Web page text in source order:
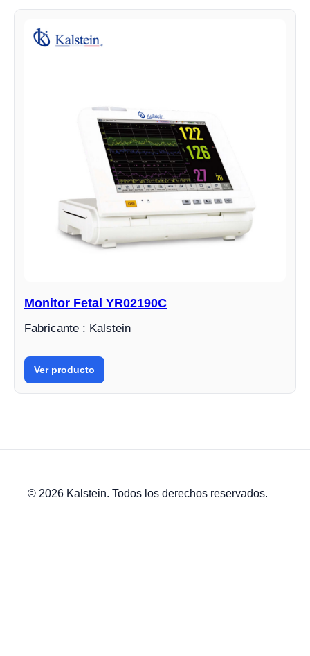
Monitor Fetal YR02190C
Fabricante : Kalstein
Ver producto
© 2026 Kalstein. Todos los derechos reservados.